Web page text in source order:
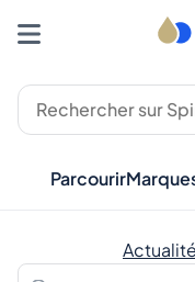
Parcourir